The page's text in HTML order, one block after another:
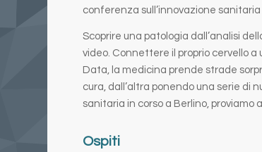
conferenza sull’innovazione
Scoprire una patologia dall’analisi
video. Connettere il proprio cervello
Data, la medicina prende strade
cura, dall’altra ponendo una serie di
sanitaria in corso a Berlino, proviamo
Ospiti